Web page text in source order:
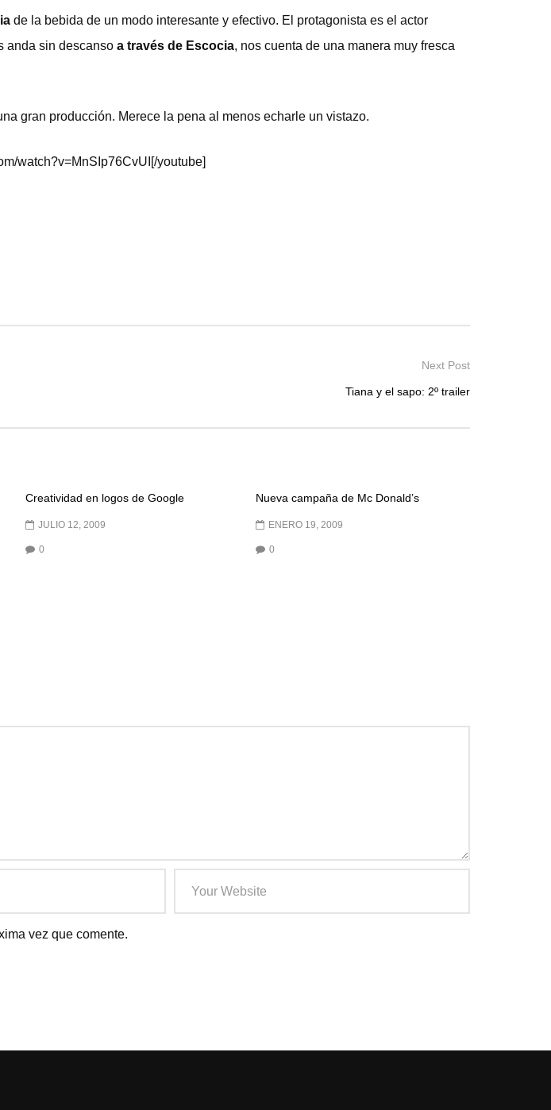
de la bebida de un modo interesante y efectivo. El protagonista es el actor
anda sin descanso a través de Escocia, nos cuenta de una manera muy fresca
gran producción. Merece la pena al menos echarle un vistazo.
watch?v=MnSIp76CvUI[/youtube]
Next Post
Tiana y el sapo: 2º trailer
Creatividad en logos de Google
JULIO 12, 2009
0
Nueva campaña de Mc Donald’s
ENERO 19, 2009
0
vez que comente.